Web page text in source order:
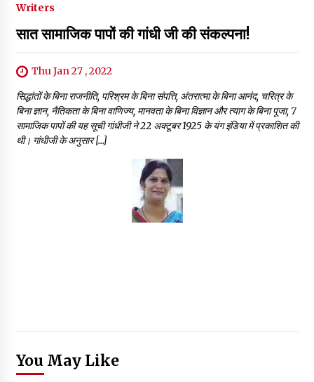
Writers
सात सामाजिक पापों की गांधी जी की संकल्पना!
Thu Jan 27 , 2022
सिद्धांतों के बिना राजनीति, परिश्रम के बिना संपत्ति, अंतरात्‍मा के बिना आनंद, चरित्र के
बिना ज्ञान, नैतिकता के बिना वाणिज्‍य, मानवता के बिना विज्ञान और त्‍याग के बिना पूजा, 7
सामाजिक पापों की यह सूची गांधीजी ने 22 अक्टूबर 1925 के यंग इंडिया में प्रकाशित की
थी। गांधीजी के अनुसार […]
You May Like